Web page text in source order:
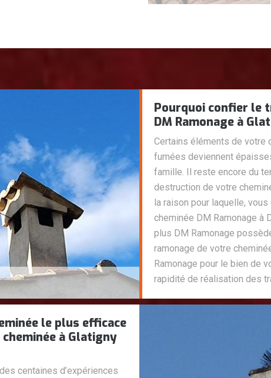
Pourquoi confier le
DM Ramonage à
Certains éléments de votre
fumées deviennent
famille. Il reste encore du
destruction de votre
la raison pour laquelle,
cheminée DM Ramonage à
plus DM Ramonage
ramonage de votre
Ramonage pour le bien de
rapidité de réalisation des
le plus efficace
à Glatigny
centaines d’expériences